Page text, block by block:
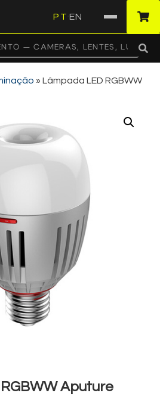
PT EN
» Lâmpada LED RGBWW
Aputure